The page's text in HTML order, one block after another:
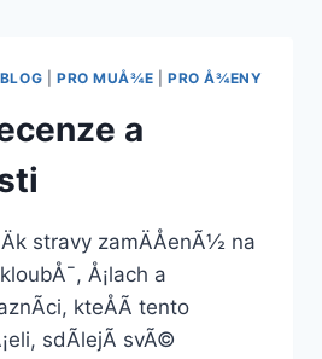
BLOG PRO MUÅ¾E |PRO Å¾ENY
a
stravy zamÄÅenÃ½ na
Å¡lach a
kteÅÃ­ tento
sdÃ­lejÃ­ svÃ©